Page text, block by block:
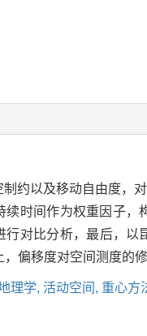
约以及移动自由度，
时间作为权重因子，
行对比分析，最后，
偏移度对空间测度的
理学, 活动空间, 重心方